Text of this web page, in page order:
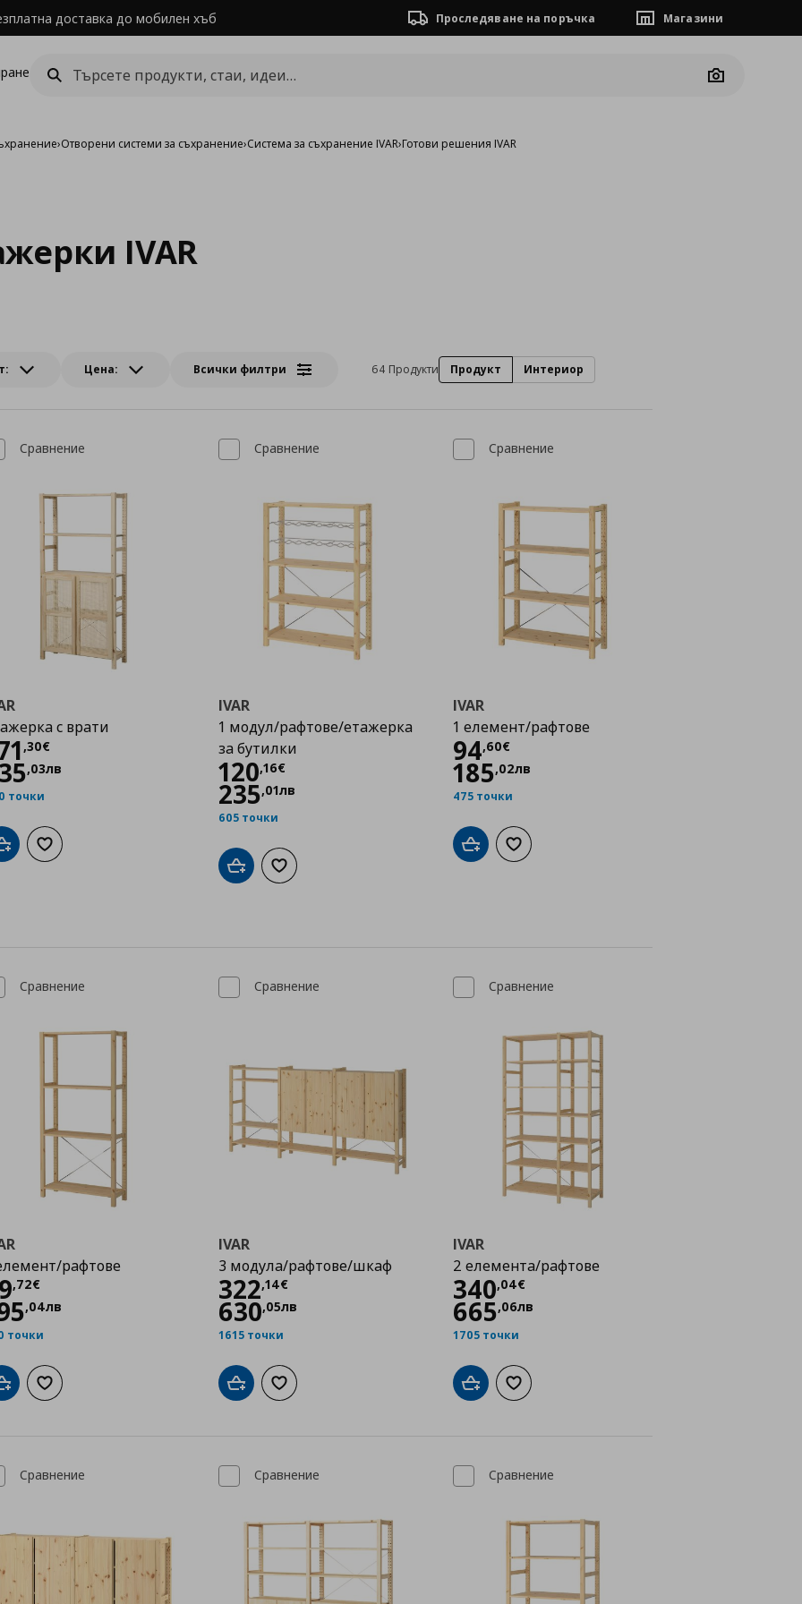
доставка до мобилен хъб Проследяване на поръчка Магазини
Camera
›Отворени системи за съхранение›Система за съхранение IVAR›Готови решения IVAR
IVAR
Цена: Всички филтри 64 Продукти Продукт Интериор
Сравнение
с врати
,30€
,03лв
точки
Добави в кошницата
Добави към списъка с любими
Сравнение
IVAR
1 модул/рафтове/етажерка
за бутилки
120,16€
Цена
235,01лв
605 точки
Добави в кошницата
Добави към списъка с любими
Сравнение
IVAR
1 елемент/рафтове
94,60€
Цена
185,02лв
475 точки
Добави в кошницата
Добави към списъка с любими
Сравнение
рафтове
,72€
,04лв
точки
Добави в кошницата
Добави към списъка с любими
Сравнение
IVAR
3 модула/рафтове/шкаф
322,14€
Цена
630,05лв
1615 точки
Добави в кошницата
Добави към списъка с любими
Сравнение
IVAR
2 елемента/рафтове
340,04€
Цена340,04 €
665,06лв
1705 точки
Добави в кошницата
Добави към списъка с любими
Сравнение Сравнение Сравнение